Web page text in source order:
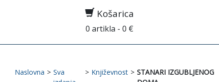
Košarica
0 artikla - 0 €
Naslovna > Sva
> Književnost > STANARI IZGUBLJENOG